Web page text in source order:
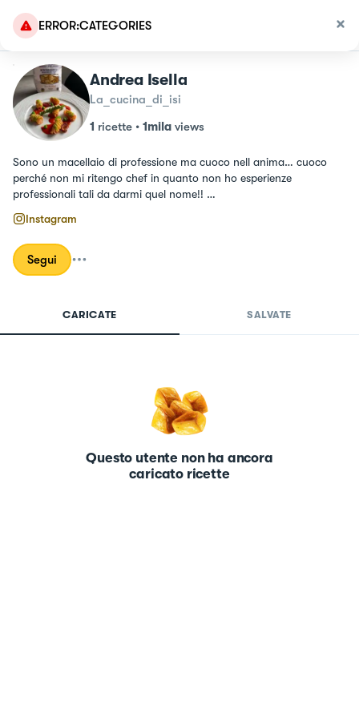
ERROR:CATEGORIES
Andrea Isella
La_cucina_di_isi
1 ricette • 1mila views
Sono un macellaio di professione ma cuoco nell anima… cuoco
perché non mi ritengo chef in quanto non ho esperienze
professionali tali da darmi quel nome!!
perfezione!
E quel pizzico di gourmet che secondo me non guasta mai!
Instagram
Segui
CARICATE SALVATE
Questo utente non ha ancora
caricato ricette